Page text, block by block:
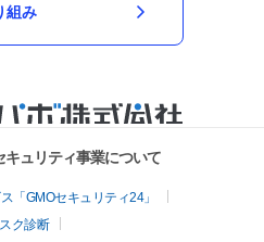
組み
ュリティ事業について
「GMOセキュリティ24」
ク診断